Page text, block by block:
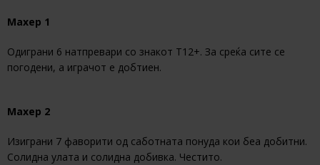
Махер 1
Одиграни 6 натпревари со знакот Т12+. За среќа сите се
погодени, а играчот е добтиен.
Махер 2
Изиграни 7 фаворити од саботната понуда кои беа добитни.
Солидна улата и солидна добивка. Честито.